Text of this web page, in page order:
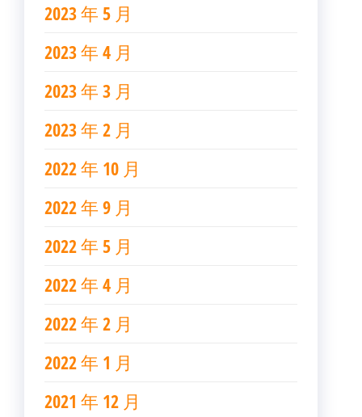
2023 年 5 月
2023 年 4 月
2023 年 3 月
2023 年 2 月
2022 年 10 月
2022 年 9 月
2022 年 5 月
2022 年 4 月
2022 年 2 月
2022 年 1 月
2021 年 12 月